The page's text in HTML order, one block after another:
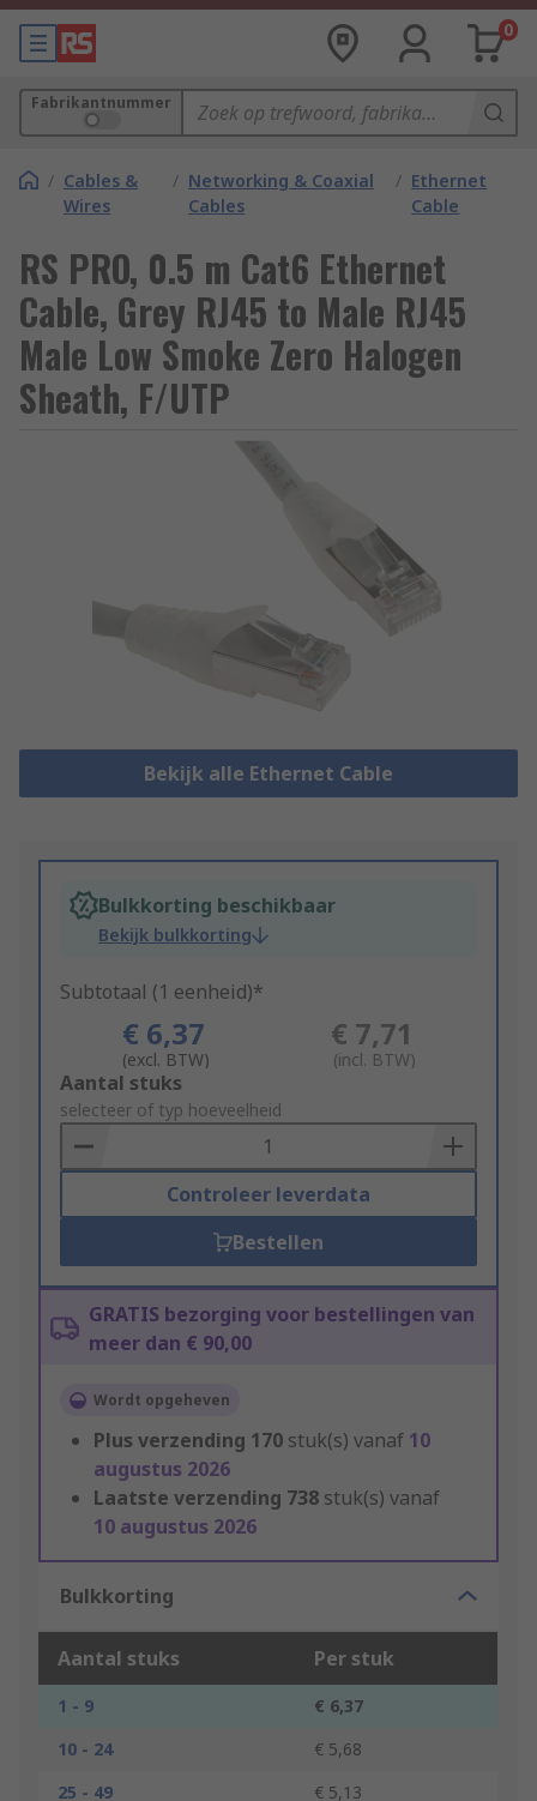
0
Fabrikantnummer
/ Cables &
Wires
/ Networking & Coaxial
Cables
/ Ethernet
Cable
RS PRO, 0.5 m Cat6 Ethernet
Cable, Grey RJ45 to Male RJ45
Male Low Smoke Zero Halogen
Sheath, F/UTP
Bekijk alle Ethernet Cable
Bulkkorting beschikbaar
Bekijk bulkkorting
Subtotaal (1 eenheid)*
€ 6,37
(excl. BTW)
€ 7,71
(incl. BTW)
Add
to
Basket
Aantal stuks
selecteer of typ hoeveelheid
Controleer leverdata
Bestellen
GRATIS bezorging voor bestellingen van
meer dan € 90,00
Wordt opgeheven
Plus verzending 170 stuk(s) vanaf 10
augustus 2026
Laatste verzending 738 stuk(s) vanaf
10 augustus 2026
Bulkkorting
Aantal stuks Per stuk
1 - 9
€ 6,37
10 - 24
€ 5,68
25 - 49
€ 5,13